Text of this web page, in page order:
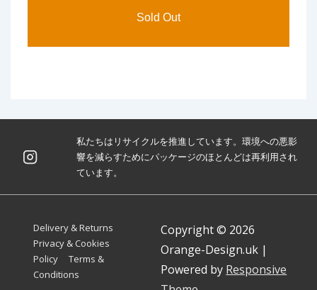
私たちはリサイクルを推進しています。環境への悪影
響を減らすためにパッケージのほとんどは再利用され
ています。
Footer
Menu
Delivery & Returns
Privacy & Cookies
Policy
Terms &
Conditions
Copyright © 2026
Orange-Design.uk |
Powered by Responsive